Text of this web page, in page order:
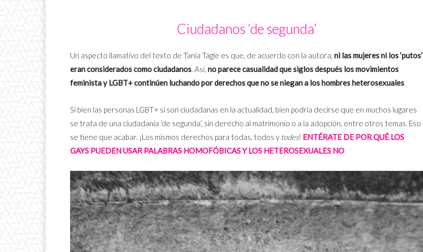
Ciudadanos ‘de segunda’
Un aspecto llamativo del texto de Tania Tagle es que, de acuerdo con la autora, ni las mujeres ni los ‘putos’
eran considerados como ciudadanos. Así, no parece casualidad que siglos después los movimientos
feminista y LGBT+ continúen luchando por derechos que no se niegan a los hombres heterosexuales.
Si bien las personas LGBT+ sí son ciudadanas en la actualidad, bien podría decirse que en muchos lugares
se trata de una ciudadanía ‘de segunda’, sin derecho al matrimonio o a la adopción, entre otros temas. Eso
se tiene que acabar. ¡Los mismos derechos para todas, todos y todes! ENTÉRATE DE POR QUÉ LOS
GAYS PUEDEN USAR PALABRAS HOMOFÓBICAS Y LOS HETEROSEXUALES NO